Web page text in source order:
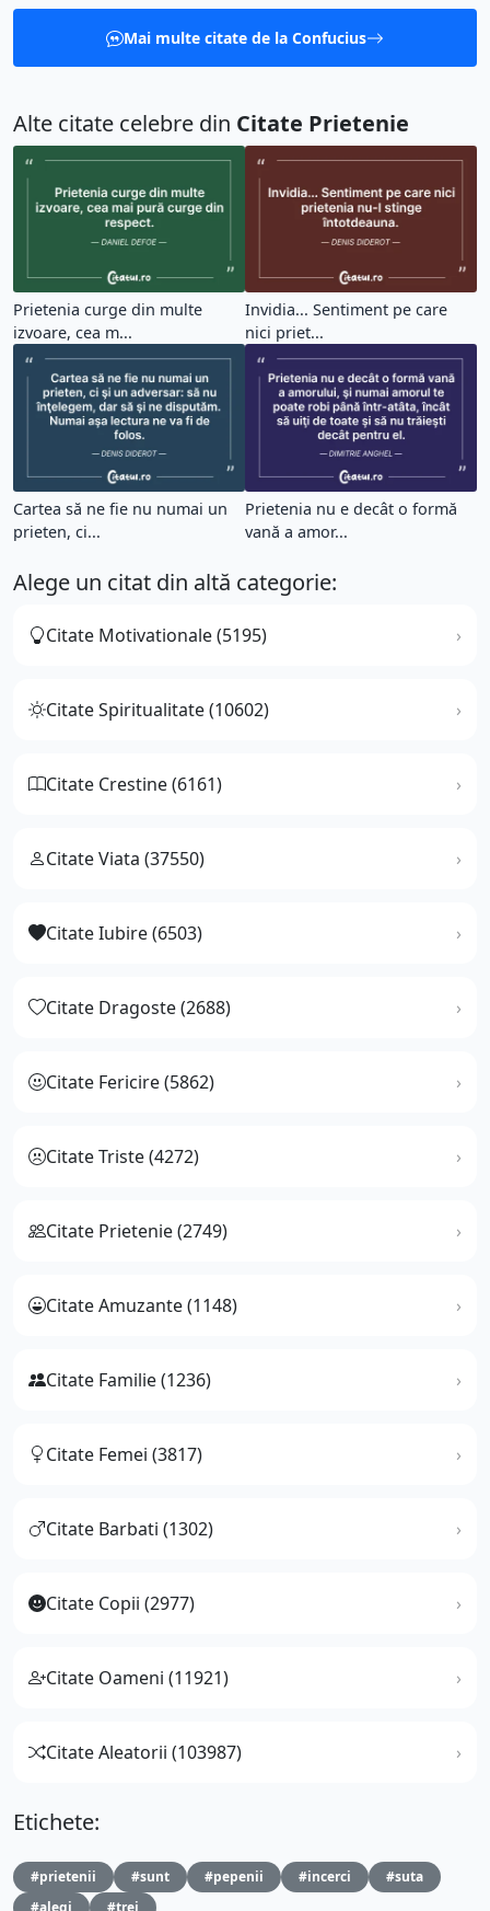
Mai multe citate de la Confucius
Alte citate celebre din Citate Prietenie
Prietenia curge din multe
izvoare, cea m...
Invidia... Sentiment pe care
nici priet...
Cartea să ne fie nu numai un
prieten, ci...
Prietenia nu e decât o formă
vană a amor...
Alege un citat din altă categorie:
Citate Motivationale (5195)
Citate Spiritualitate (10602)
Citate Crestine (6161)
Citate Viata (37550)
Citate Iubire (6503)
Citate Dragoste (2688)
Citate Fericire (5862)
Citate Triste (4272)
Citate Prietenie (2749)
Citate Amuzante (1148)
Citate Familie (1236)
Citate Femei (3817)
Citate Barbati (1302)
Citate Copii (2977)
Citate Oameni (11921)
Citate Aleatorii (103987)
Etichete:
#prietenii #sunt #pepenii #incerci
#suta
#alegi
#trei